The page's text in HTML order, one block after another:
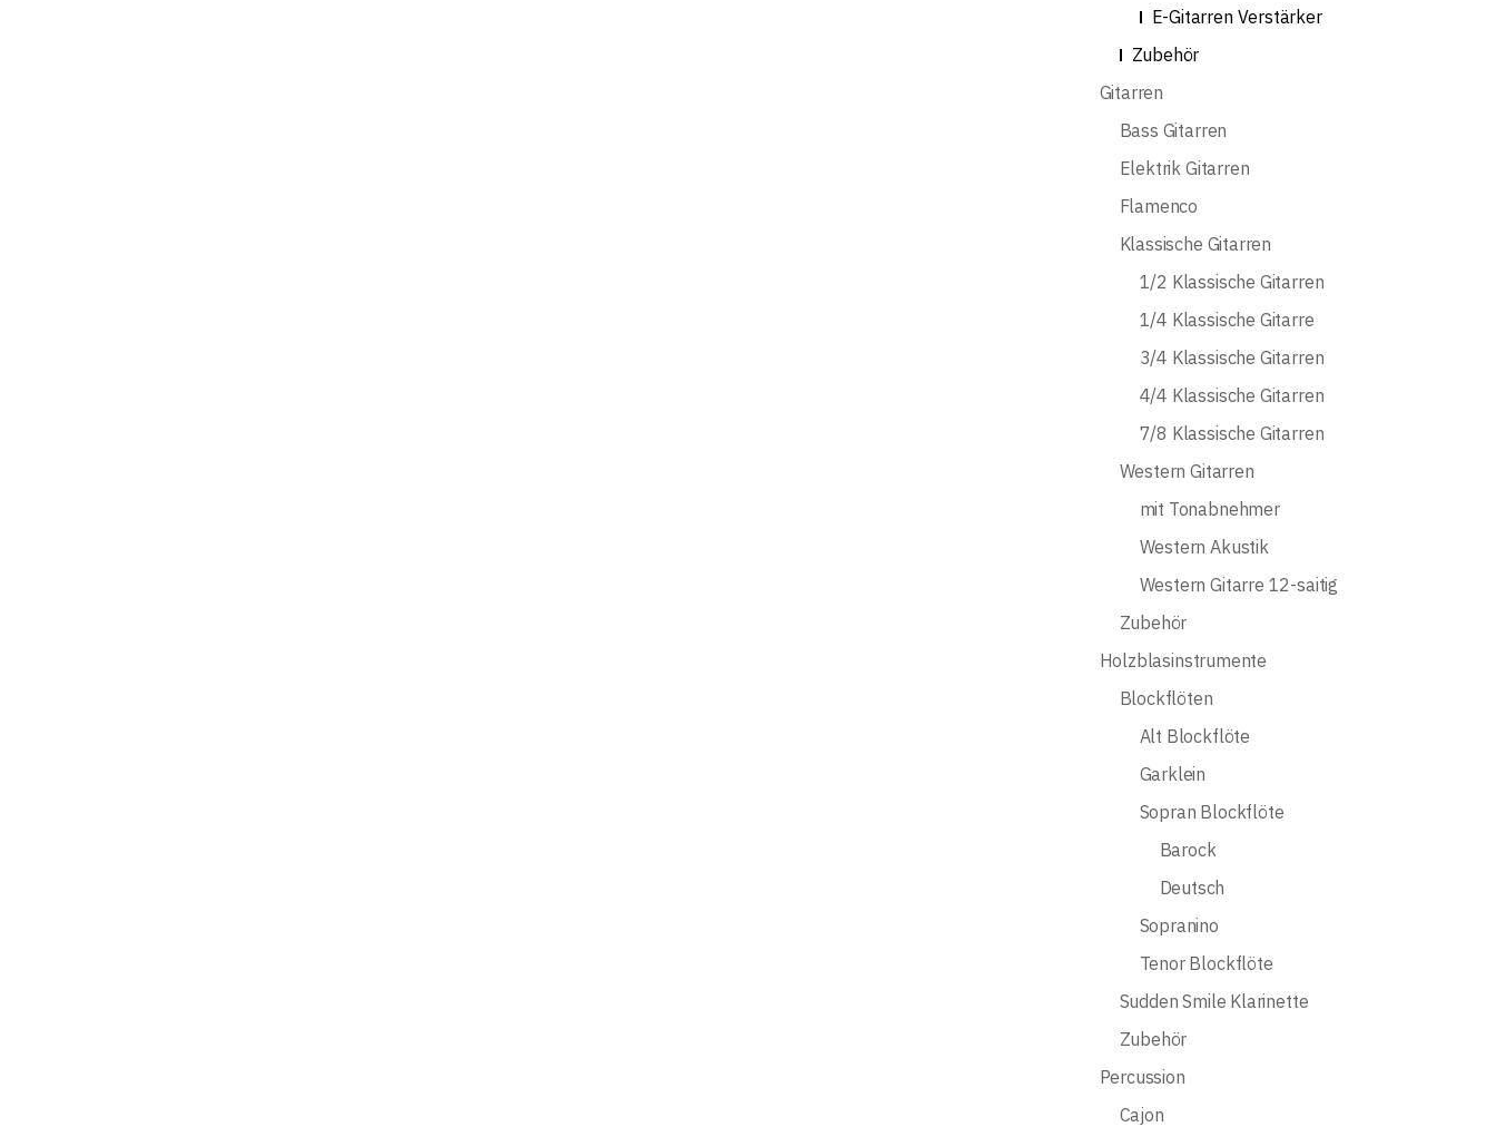
E-Gitarren Verstärker
Zubehör
Gitarren
Bass Gitarren
Elektrik Gitarren
Flamenco
Klassische Gitarren
1/2 Klassische Gitarren
1/4 Klassische Gitarre
3/4 Klassische Gitarren
4/4 Klassische Gitarren
7/8 Klassische Gitarren
Western Gitarren
mit Tonabnehmer
Western Akustik
Western Gitarre 12-saitig
Zubehör
Holzblasinstrumente
Blockflöten
Alt Blockflöte
Garklein
Sopran Blockflöte
Barock
Deutsch
Sopranino
Tenor Blockflöte
Sudden Smile Klarinette
Zubehör
Percussion
Cajon